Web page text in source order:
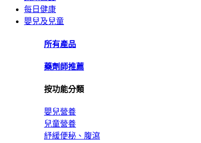
每日健康
嬰兒及兒童
所有產品
藥劑師推薦
按功能分類
嬰兒營養
兒童營養
紓緩便秘、腹瀉